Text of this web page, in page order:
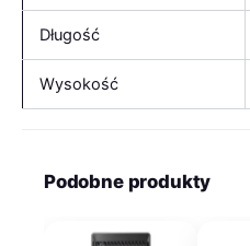
Długość
Wysokość
Podobne produkty